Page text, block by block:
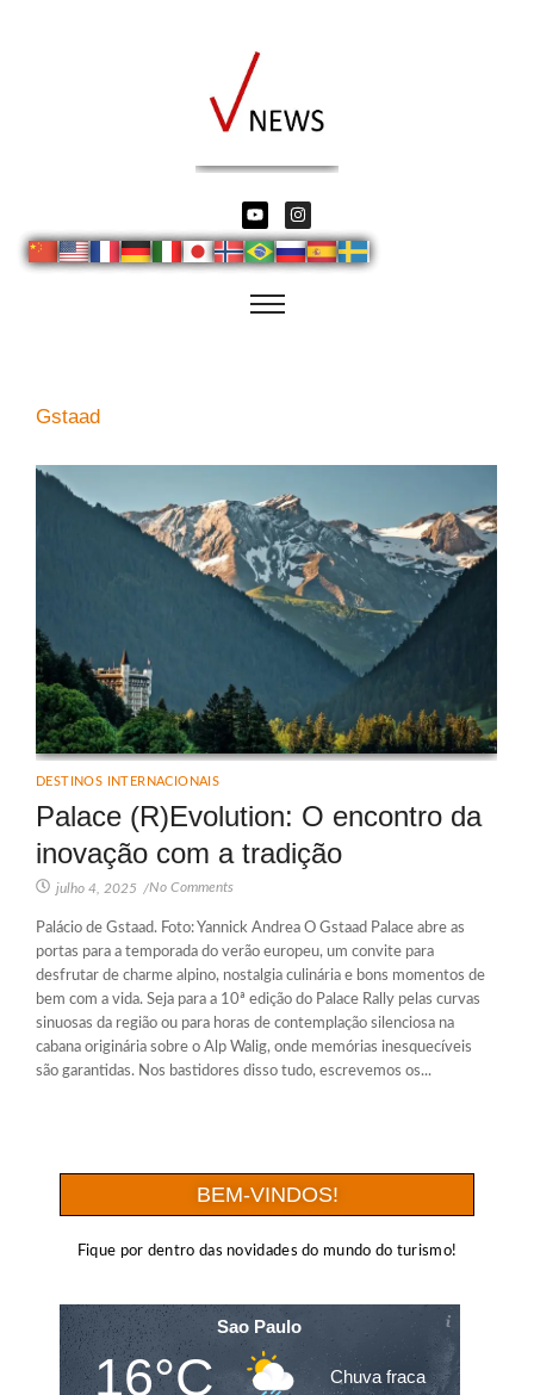
Gstaad
DESTINOS INTERNACIONAIS
Palace (R)Evolution: O encontro da
inovação com a tradição
julho 4, 2025 /No Comments
Palácio de Gstaad. Foto: Yannick Andrea O Gstaad Palace abre as
portas para a temporada do verão europeu, um convite para
desfrutar de charme alpino, nostalgia culinária e bons momentos de
bem com a vida. Seja para a 10ª edição do Palace Rally pelas curvas
sinuosas da região ou para horas de contemplação silenciosa na
cabana originária sobre o Alp Walig, onde memórias inesquecíveis
são garantidas. Nos bastidores disso tudo, escrevemos os...
BEM-VINDOS!
Fique por dentro das novidades do mundo do turismo!
Sao Paulo
16°C Chuva fraca